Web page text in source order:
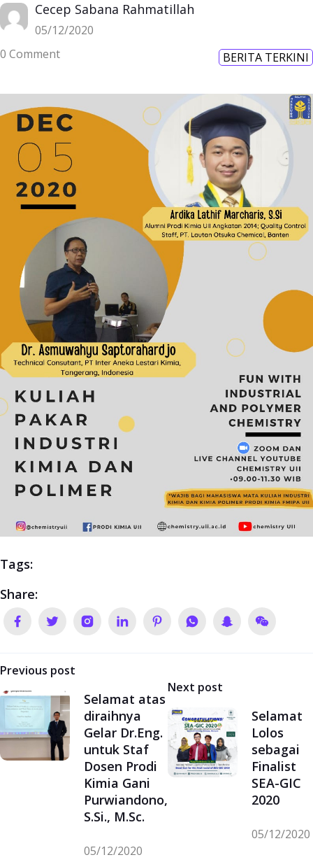
Cecep Sabana Rahmatillah
05/12/2020
0 Comment
BERITA TERKINI
Tags:
Share:
Navigasi
pos
Previous post
Selamat atas
diraihnya
Gelar Dr.Eng.
untuk Staf
Dosen Prodi
Kimia Gani
Purwiandono,
S.Si., M.Sc.
05/12/2020
Next post
Selamat
Lolos
sebagai
Finalist
SEA-GIC
2020
05/12/2020